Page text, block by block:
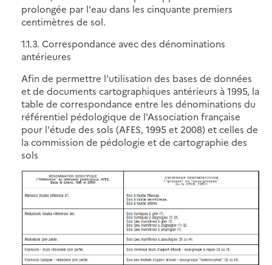
prolongée par l'eau dans les cinquante premiers
centimètres de sol.
1.1.3. Correspondance avec des dénominations
antérieures
Afin de permettre l'utilisation des bases de données
et de documents cartographiques antérieurs à 1995, la
table de correspondance entre les dénominations du
référentiel pédologique de l'Association française
pour l'étude des sols (AFES, 1995 et 2008) et celles de
la commission de pédologie et de cartographie des
sols